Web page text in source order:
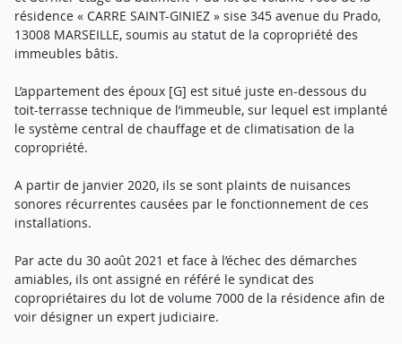
résidence « CARRE SAINT-GINIEZ » sise 345 avenue du Prado,
13008 MARSEILLE, soumis au statut de la copropriété des
immeubles bâtis.
L’appartement des époux [G] est situé juste en-dessous du
toit-terrasse technique de l’immeuble, sur lequel est implanté
le système central de chauffage et de climatisation de la
copropriété.
A partir de janvier 2020, ils se sont plaints de nuisances
sonores récurrentes causées par le fonctionnement de ces
installations.
Par acte du 30 août 2021 et face à l’échec des démarches
amiables, ils ont assigné en référé le syndicat des
copropriétaires du lot de volume 7000 de la résidence afin de
voir désigner un expert judiciaire.